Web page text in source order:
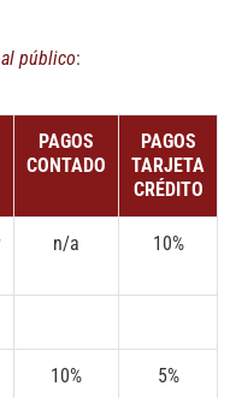
público:
PAGOS
CONTADO
PAGOS
TARJETA
CRÉDITO
n/a 10%
10% 5%